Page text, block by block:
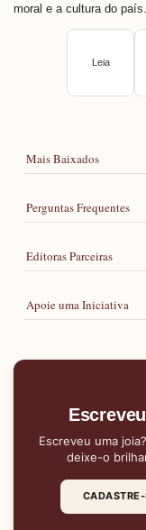
moral e a cultura do país.
Leia
Mais Baixados
Perguntas Frequentes
Editoras Parceiras
Apoie uma Iniciativa
Escreveu uma
deixe-o